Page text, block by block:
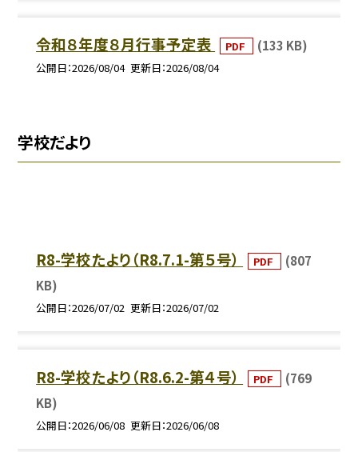
令和８年度８月行事予定表 PDF (133 KB)
公開日 2026/08/04 更新日 2026/08/04
学校だより
R8-学校たより（R8.7.1-第５号） PDF
(807
KB)
公開日 2026/07/02 更新日 2026/07/02
R8-学校たより（R8.6.2-第４号） PDF
(769
KB)
公開日 2026/06/08 更新日 2026/06/08